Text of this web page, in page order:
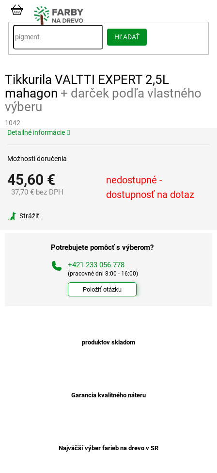
Prejsť
obsah
HĽADAŤ
NÁKUPNÝ
KOŠÍK
Tikkurila VALTTI EXPERT 2,5L
mahagon + darček podľa vlastného
výberu
1042
45,60 €
37,70 € bez DPH
nedostupné -
dostupnosť na dotaz
Možnosti doručenia
Detailné informácie
Strážiť
Potrebujete pomôcť s výberom?
+421 233 056 778
(pracovné dni 8:00 - 16:00)
Položiť otázku
produktov skladom
Garancia kvalitného náteru
Najväčší výber farieb na drevo v SR